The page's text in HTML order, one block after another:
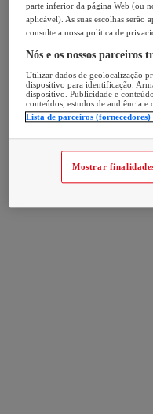
parte inferior da página Web (ou
aplicável). As suas escolhas serão
consulte a nossa política de
Nós e os nossos parceiros
Utilizar dados de geolocalização
dispositivo para identificação.
dispositivo. Publicidade e
conteúdos, estudos de audiência e
Lista de parceiros (fornecedores)
Mostrar